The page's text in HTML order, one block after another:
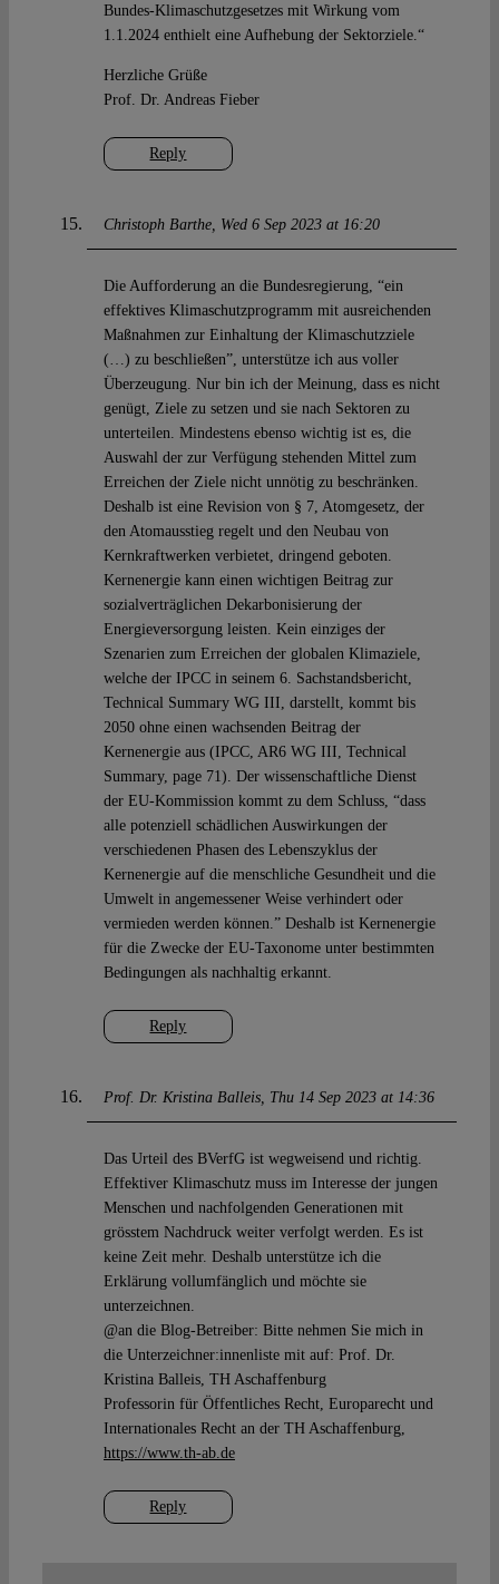
Reply
Bundes-Klimaschutzgesetzes mit Wirkung vom
1.1.2024 enthielt eine Aufhebung der Sektorziele.“
Herzliche Grüße
Prof. Dr. Andreas Fieber
Christoph Barthe Wed 6 Sep 2023 at 16:20
Reply
Die Aufforderung an die Bundesregierung, “ein
effektives Klimaschutzprogramm mit ausreichenden
Maßnahmen zur Einhaltung der Klimaschutzziele
(…) zu beschließen”, unterstütze ich aus voller
Überzeugung. Nur bin ich der Meinung, dass es nicht
genügt, Ziele zu setzen und sie nach Sektoren zu
unterteilen. Mindestens ebenso wichtig ist es, die
Auswahl der zur Verfügung stehenden Mittel zum
Erreichen der Ziele nicht unnötig zu beschränken.
Deshalb ist eine Revision von § 7, Atomgesetz, der
den Atomausstieg regelt und den Neubau von
Kernkraftwerken verbietet, dringend geboten.
Kernenergie kann einen wichtigen Beitrag zur
sozialverträglichen Dekarbonisierung der
Energieversorgung leisten. Kein einziges der
Szenarien zum Erreichen der globalen Klimaziele,
welche der IPCC in seinem 6. Sachstandsbericht,
Technical Summary WG III, darstellt, kommt bis
2050 ohne einen wachsenden Beitrag der
Kernenergie aus (IPCC, AR6 WG III, Technical
Summary, page 71). Der wissenschaftliche Dienst
der EU-Kommission kommt zu dem Schluss, “dass
alle potenziell schädlichen Auswirkungen der
verschiedenen Phasen des Lebenszyklus der
Kernenergie auf die menschliche Gesundheit und die
Umwelt in angemessener Weise verhindert oder
vermieden werden können.” Deshalb ist Kernenergie
für die Zwecke der EU-Taxonome unter bestimmten
Bedingungen als nachhaltig erkannt.
Prof. Dr. Kristina Balleis Thu 14 Sep 2023 at 14:36
Reply
Das Urteil des BVerfG ist wegweisend und richtig.
Effektiver Klimaschutz muss im Interesse der jungen
Menschen und nachfolgenden Generationen mit
grösstem Nachdruck weiter verfolgt werden. Es ist
keine Zeit mehr. Deshalb unterstütze ich die
Erklärung vollumfänglich und möchte sie
unterzeichnen.
@an die Blog-Betreiber: Bitte nehmen Sie mich in
die Unterzeichner:innenliste mit auf: Prof. Dr.
Kristina Balleis, TH Aschaffenburg
Professorin für Öffentliches Recht, Europarecht und
Internationales Recht an der TH Aschaffenburg,
https://www.th-ab.de